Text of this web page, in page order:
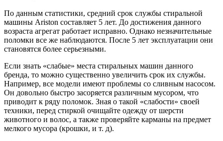
По данным статистики, средний срок службы стиральной
машины Ariston составляет 5 лет. До достижения данного
возраста агрегат работает исправно. Однако незначительные
поломки все же наблюдаются. После 5 лет эксплуатации они
становятся более серьезными.
Если знать «слабые» места стиральных машин данного
бренда, то можно существенно увеличить срок их службы.
Например, все модели имеют проблемы со сливным насосом.
Он довольно быстро засоряется различным мусором, что
приводит к ряду поломок. Зная о такой «слабости» своей
техники, перед стиркой очищайте одежду от шерсти
животного и волос, а также проверяйте карманы на предмет
мелкого мусора (крошки, и т. д).